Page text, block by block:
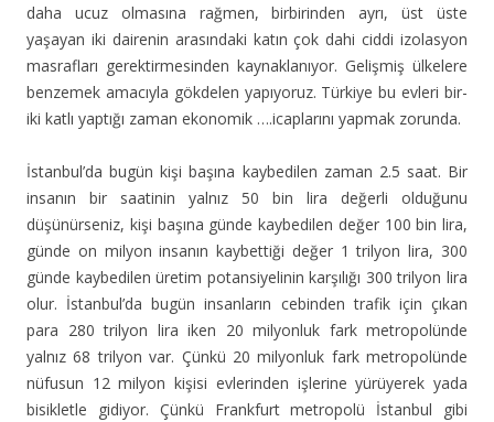
daha ucuz olmasına rağmen, birbirinden ayrı, üst üste
yaşayan iki dairenin arasındaki katın çok dahi ciddi izolasyon
masrafları gerektirmesinden kaynaklanıyor. Gelişmiş ülkelere
benzemek amacıyla gökdelen yapıyoruz. Türkiye bu evleri bir-
iki katlı yaptığı zaman ekonomik ….icaplarını yapmak zorunda.
İstanbul’da bugün kişi başına kaybedilen zaman 2.5 saat. Bir
insanın bir saatinin yalnız 50 bin lira değerli olduğunu
düşünürseniz, kişi başına günde kaybedilen değer 100 bin lira,
günde on milyon insanın kaybettiği değer 1 trilyon lira, 300
günde kaybedilen üretim potansiyelinin karşılığı 300 trilyon lira
olur. İstanbul’da bugün insanların cebinden trafik için çıkan
para 280 trilyon lira iken 20 milyonluk fark metropolünde
yalnız 68 trilyon var. Çünkü 20 milyonluk fark metropolünde
nüfusun 12 milyon kişisi evlerinden işlerine yürüyerek yada
bisikletle gidiyor. Çünkü Frankfurt metropolü İstanbul gibi